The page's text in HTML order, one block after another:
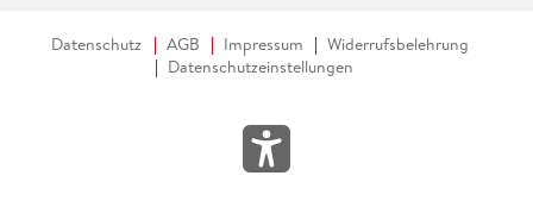
Datenschutz AGB Impressum
Widerrufsbelehrung
Datenschutzeinstellungen